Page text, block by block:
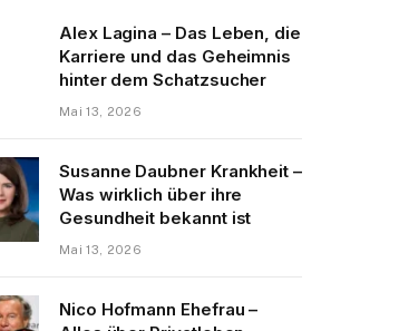
Alex Lagina – Das Leben, die
Karriere und das Geheimnis
hinter dem Schatzsucher
Mai 13, 2026
Susanne Daubner Krankheit –
Was wirklich über ihre
Gesundheit bekannt ist
Mai 13, 2026
Nico Hofmann Ehefrau –